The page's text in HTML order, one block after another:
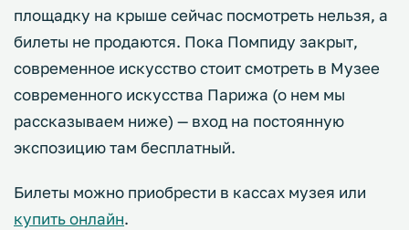
площадку на крыше сейчас посмотреть нельзя, а
билеты не продаются. Пока Помпиду закрыт,
современное искусство стоит смотреть в Музее
современного искусства Парижа (о нем мы
рассказываем ниже) — вход на постоянную
экспозицию там бесплатный.
Билеты можно приобрести в кассах музея или
купить онлайн.